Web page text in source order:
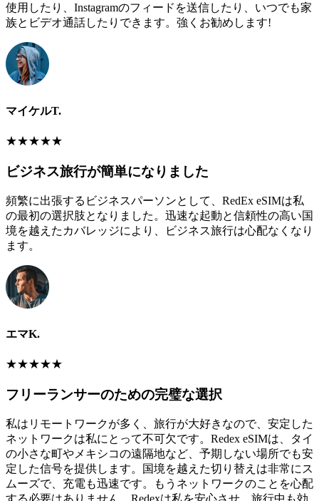
使用したり、Instagramのフィードを送信したり、いつでも家
族とビデオ通話したりできます。強くお勧めします!
マイケルT.
★★★★★
ビジネス旅行が簡単になりました
頻繁に出張するビジネスパーソンとして、RedEx eSIMは私
の最初の選択肢となりました。迅速な起動と信頼性の高い国
境を越えたカバレッジにより、ビジネス旅行は心配なくなり
ます。
エマK.
★★★★★
フリーランサーのための完璧な選択
私はリモートワークが多く、旅行が大好きなので、安定した
ネットワークは私にとって不可欠です。Redex eSIMは、タイ
の小さな町やメキシコの遠隔地など、予期しない場所でも安
定した信号を提供します。国境を越えた切り替えは非常にス
ムーズで、充電も迅速です。もうネットワークのことを心配